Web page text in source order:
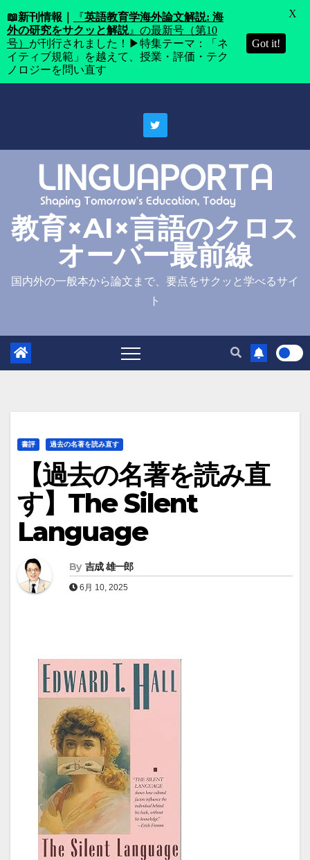
教育×AI×言語のクロス
オーバー最前線
国内外の一般本から論文まで、要点をサクッと学べるサイ
ト
書評 過去の名著を読み直す
【過去の名著を読み直
す】The Silent
Language
By 吉成 雄一郎
6月 10, 2025
📖新刊情報｜ 『英語教育学海外論文解説: 海
外の研究をサクッと解説』の最新号（第10
号） が刊行されました！▶特集テーマ：「ネ
イティブ規範」を越えて、授業・評価・テク
ノロジーを問い直す
Got it!
X